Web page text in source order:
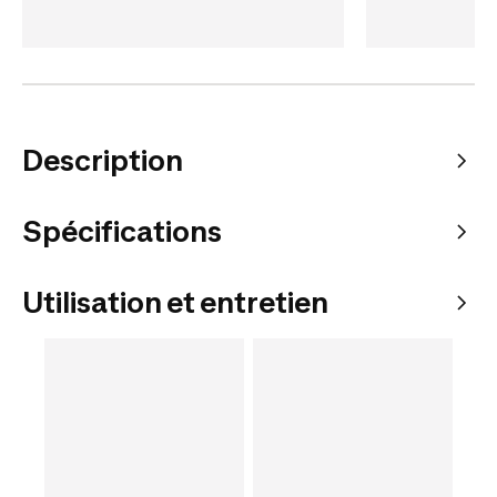
Description
Spécifications
Utilisation et entretien